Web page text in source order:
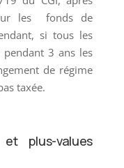
les fonds de
si tous les
pendant 3 ans les
de régime
taxée.
plus-values